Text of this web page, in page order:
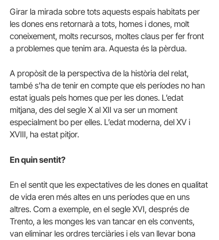
Girar la mirada sobre tots aquests espais habitats per
les dones ens retornarà a tots, homes i dones, molt
coneixement, molts recursos, moltes claus per fer front
a problemes que tenim ara. Aquesta és la pèrdua.
A propòsit de la perspectiva de la història del relat,
també s’ha de tenir en compte que els períodes no han
estat iguals pels homes que per les dones. L’edat
mitjana, des del segle X al XII va ser un moment
especialment bo per elles. L’edat moderna, del XV i
XVIII, ha estat pitjor.
En quin sentit?
En el sentit que les expectatives de les dones en qualitat
de vida eren més altes en uns períodes que en uns
altres. Com a exemple, en el segle XVI, després de
Trento, a les monges les van tancar en els convents,
van eliminar les ordres terciàries i els van llevar bona